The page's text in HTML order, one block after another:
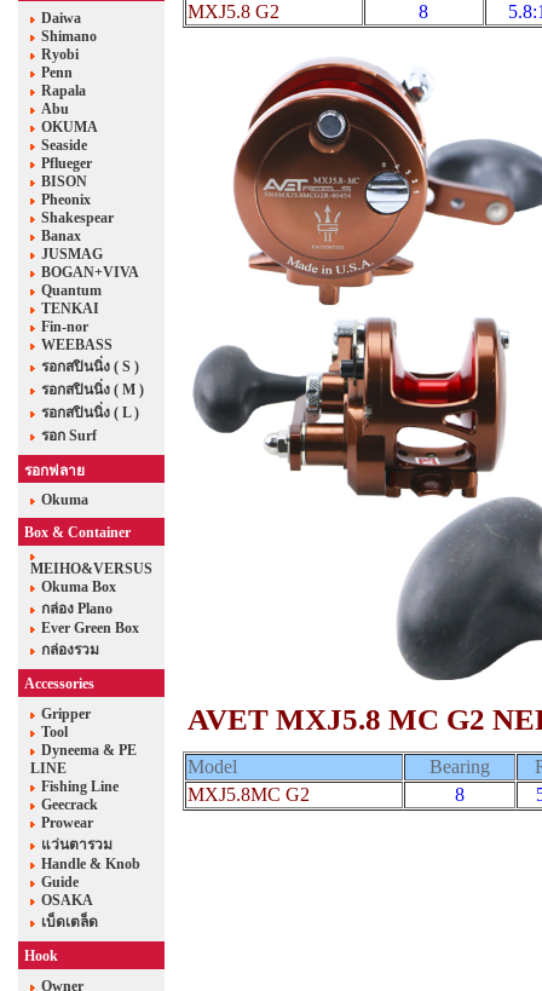
Daiwa
Shimano
Ryobi
Penn
Rapala
Abu
OKUMA
Seaside
Pflueger
BISON
Pheonix
Shakespear
Banax
JUSMAG
BOGAN+VIVA
Quantum
TENKAI
Fin-nor
WEEBASS
รอกสปินนิ่ง ( S )
รอกสปินนิ่ง ( M )
รอกสปินนิ่ง ( L )
รอก Surf
รอกฟลาย
Okuma
Box & Container
MEIHO&VERSUS
Okuma Box
กล่อง Plano
Ever Green Box
กล่องรวม
Accessories
Gripper
Tool
Dyneema & PE
LINE
Fishing Line
Geecrack
Prowear
แว่นตารวม
Handle & Knob
Guide
OSAKA
เบ็ดเตล็ด
Hook
Owner
MXJ5.8 G2
8
AVET MXJ5.8 MC G2
Model Bearing
MXJ5.8MC G2
8